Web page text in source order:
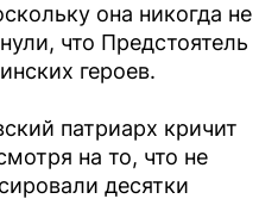
она никогда не
что Предстоятель
героев.
патриарх кричит
на то, что не
десятки